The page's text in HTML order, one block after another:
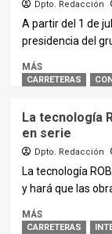
Dpto. Redacción
A partir del 1 de
presidencia del
MÁS
CARRETERAS
La tecnología
en serie
Dpto. Redacción
La tecnología
y hará que las
MÁS
CARRETERAS